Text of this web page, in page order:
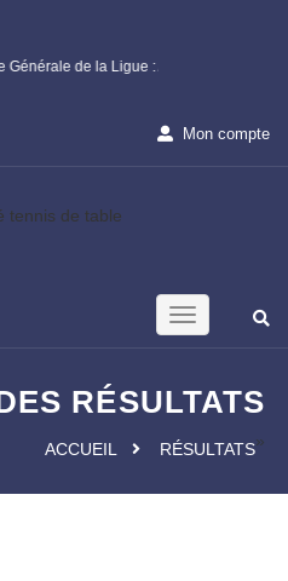
Ligue : Appel à candidature
Mon compte
RÉSULTATS
ACCUEIL »
RÉSULTATS